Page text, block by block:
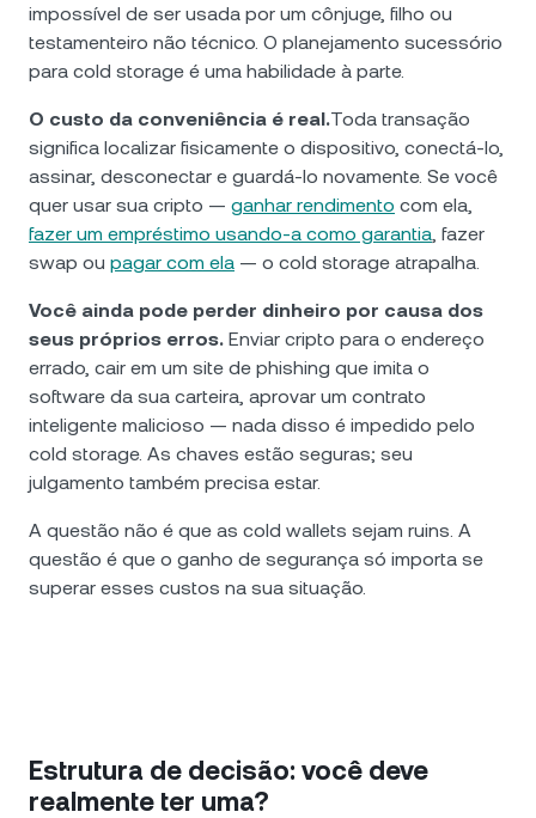
impossível de ser usada por um cônjuge, filho ou
testamenteiro não técnico. O planejamento sucessório
para cold storage é uma habilidade à parte.
O custo da conveniência é real.Toda transação
significa localizar fisicamente o dispositivo, conectá-lo,
assinar, desconectar e guardá-lo novamente. Se você
quer usar sua cripto — ganhar rendimento com ela,
fazer um empréstimo usando-a como garantia , fazer
swap ou pagar com ela — o cold storage atrapalha.
Você ainda pode perder dinheiro por causa dos
seus próprios erros. Enviar cripto para o endereço
errado, cair em um site de phishing que imita o
software da sua carteira, aprovar um contrato
inteligente malicioso — nada disso é impedido pelo
cold storage. As chaves estão seguras; seu
julgamento também precisa estar.
A questão não é que as cold wallets sejam ruins. A
questão é que o ganho de segurança só importa se
superar esses custos na sua situação.
Estrutura de decisão: você deve
realmente ter uma?